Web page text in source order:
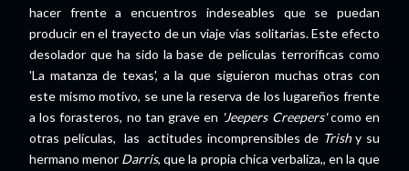
hacer frente a encuentros indeseables que se puedan
producir en el trayecto de un viaje vías solitarias. Este efecto
desolador que ha sido la base de películas terroríficas como
'La matanza de texas', a la que siguieron muchas otras con
este mismo motivo, se une la reserva de los lugareños frente
a los forasteros, no tan grave en 'Jeepers Creepers'como en
otras películas, las actitudes incomprensibles de Trishy su
hermano menor Darris, que la propia chica verbaliza,, en la que